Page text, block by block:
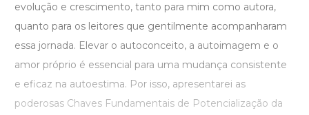
evolução e crescimento, tanto para mim como autora,
quanto para os leitores que gentilmente acompanharam
essa jornada. Elevar o autoconceito, a autoimagem e o
amor próprio é essencial para uma mudança consistente
e eficaz na autoestima. Por isso, apresentarei as
poderosas Chaves Fundamentais de Potencialização da